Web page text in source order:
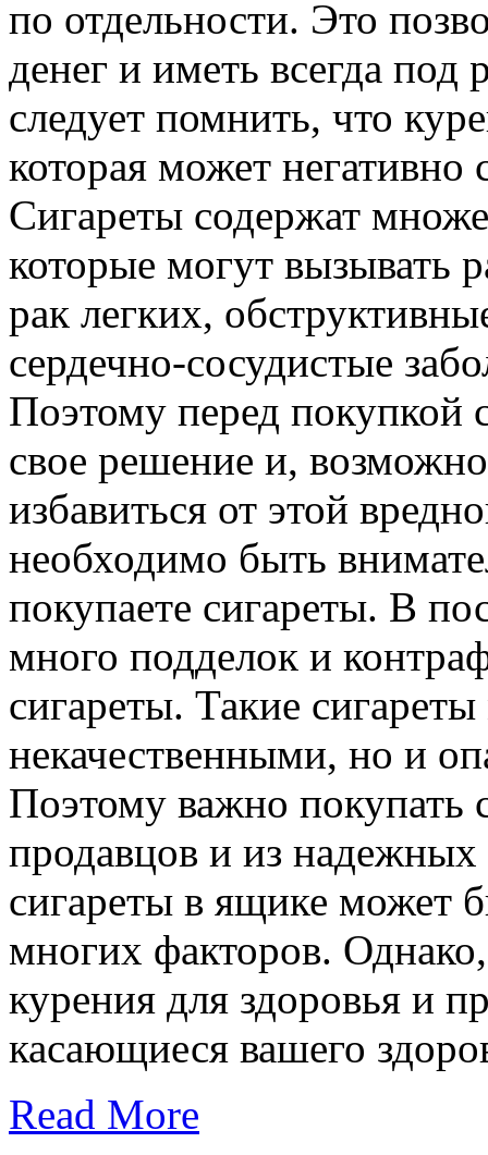
по отдельности. Это
денег и иметь всегда под
следует помнить, что
которая может негативно
Сигареты содержат
которые могут вызывать
рак легких,
сердечно-сосудистые
Поэтому перед покупкой
свое решение и,
избавиться от этой
необходимо быть
покупаете сигареты. В
много подделок и
сигареты. Такие
некачественными, но и
Поэтому важно покупать
продавцов и из
сигареты в ящике может
многих факторов.
курения для здоровья и
касающиеся вашего
Read More